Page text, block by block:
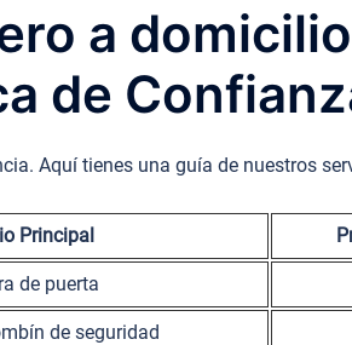
a
de
Aquí tienes una guía de nuestros
Principal
de puerta
de seguridad